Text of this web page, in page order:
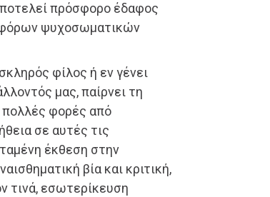
πρόσφορο έδαφος
ψυχοσωματικών
φίλος ή εν γένει
μας, παίρνει τη
πολλές φορές από
σε αυτές τις
έκθεση στην
βία και κριτική,
τινά, εσωτερίκευση